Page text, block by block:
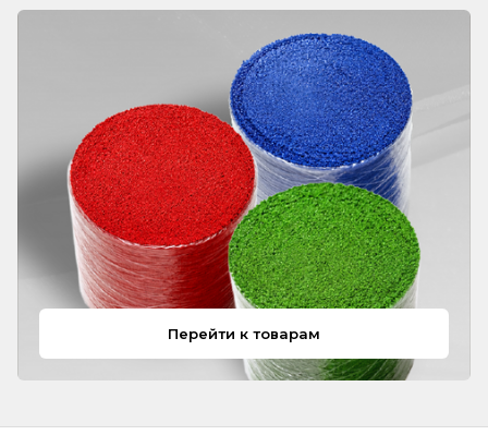
Перейти к товарам